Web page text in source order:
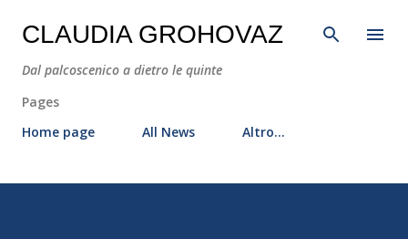
Passa ai contenuti principali
CLAUDIA GROHOVAZ
Dal palcoscenico a dietro le quinte
Pages
Home page
All News Altro…